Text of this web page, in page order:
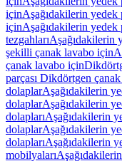
içinAşağıdakilerin yedek
içinAşağıdakilerin
tezgahlarıAşağıdakilerin
şekilli çanak lavabo için
çanak lavabo için
parçası Dikdörtgen
dolaplarAşağıdakilerin
dolaplarAşağıdakilerin
dolaplarıAşağıdakilerin
dolaplarAşağıdakilerin
dolaplarıAşağıdakilerin
mobilyaları